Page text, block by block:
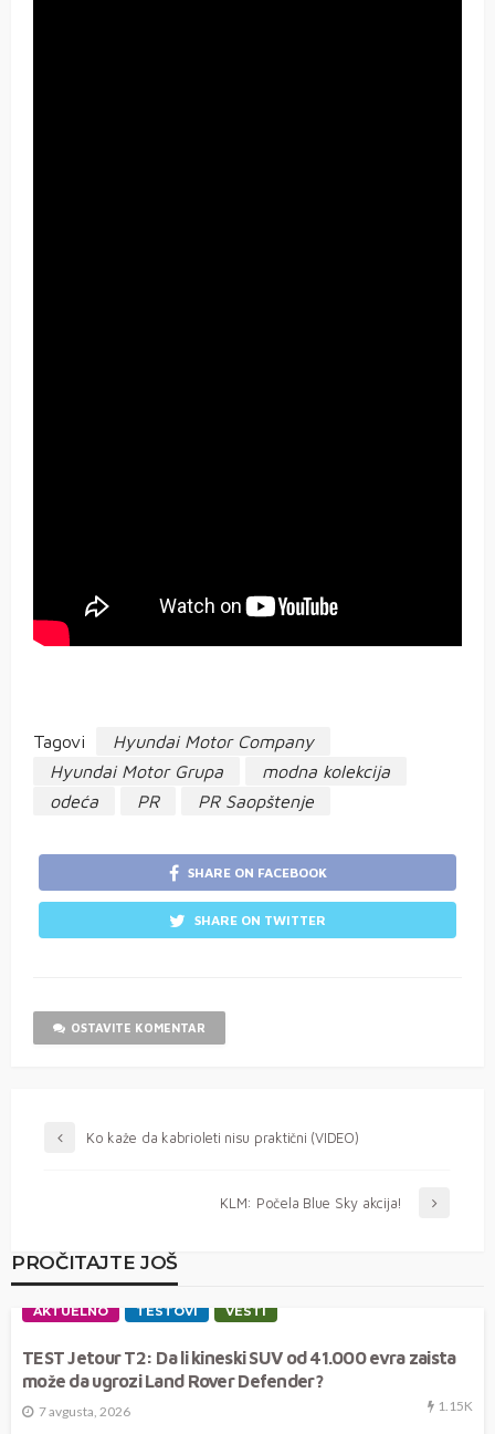
Tagovi
Hyundai Motor Company
Hyundai Motor Grupa
modna kolekcija
odeća
PR PR Saopštenje
SHARE ON FACEBOOK
SHARE ON TWITTER
OSTAVITE KOMENTAR
Ko kaže da kabrioleti nisu praktični (VIDEO)
KLM: Počela Blue Sky akcija!
PROČITAJTE JOŠ
AKTUELNO TESTOVI VESTI
TEST Jetour T2: Da li kineski SUV od 41.000 evra zaista
može da ugrozi Land Rover Defender?
7 avgusta, 2026 1.15K